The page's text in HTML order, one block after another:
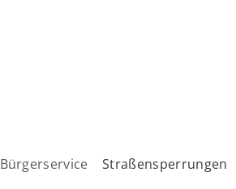
Bürgerservice Straßensperrungen